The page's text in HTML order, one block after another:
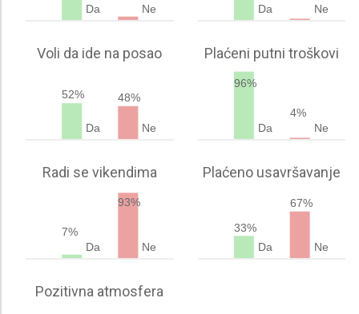
Da
Ne
Da
Ne
Voli da ide na posao
52%
Da
48%
Ne
Plaćeni putni troškovi
96%
Da
4%
Ne
Radi se vikendima
7%
Da
93%
Ne
Plaćeno usavršavanje
33%
Da
67%
Ne
Pozitivna atmosfera